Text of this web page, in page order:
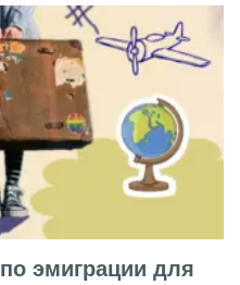
эмиграции для